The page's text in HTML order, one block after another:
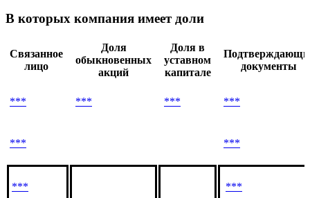
В которых компания имеет доли
Связанное
обыкновенных
Доля в
уставном
*** ***
*** ***